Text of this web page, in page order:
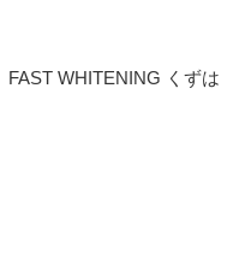
FAST WHITENING くずは